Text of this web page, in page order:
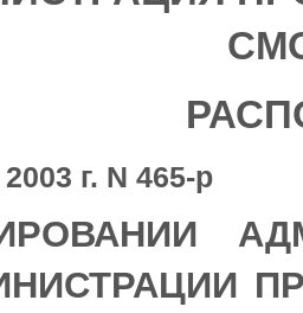
г. N 465-р